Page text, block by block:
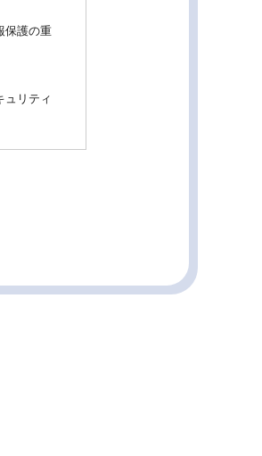
保護の重
ュリティ
す。